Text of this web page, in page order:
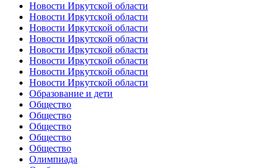
Новости Иркутской области
Новости Иркутской области
Новости Иркутской области
Новости Иркутской области
Новости Иркутской области
Новости Иркутской области
Новости Иркутской области
Новости Иркутской области
Образование и дети
Общество
Общество
Общество
Общество
Общество
Олимпиада